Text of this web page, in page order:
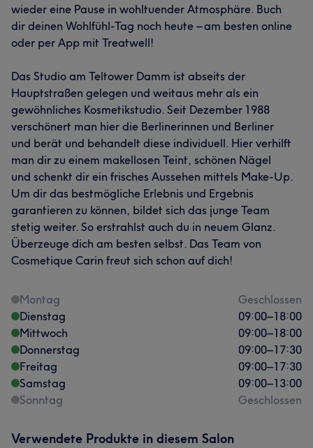
wieder eine Pause in wohltuender Atmosphäre. Buch
dir deinen Wohlfühl-Tag noch heute – am besten online
oder per App mit Treatwell!
Das Studio am Teltower Damm ist abseits der
Hauptstraßen gelegen und weitaus mehr als ein
gewöhnliches Kosmetikstudio. Seit Dezember 1988
verschönert man hier die Berlinerinnen und Berliner
und berät und behandelt diese individuell. Hier verhilft
man dir zu einem makellosen Teint, schönen Nägel
und schenkt dir ein frisches Aussehen mittels Make-Up.
Um dir das bestmögliche Erlebnis und Ergebnis
garantieren zu können, bildet sich das junge Team
stetig weiter. So erstrahlst auch du in neuem Glanz.
Überzeuge dich am besten selbst. Das Team von
Cosmetique Carin freut sich schon auf dich!
Montag
Geschlossen
Dienstag
09:00–18:00
Mittwoch
09:00–18:00
Donnerstag
09:00–17:30
Freitag
09:00–17:30
Samstag
09:00–13:00
Sonntag
Geschlossen
Verwendete Produkte in diesem Salon